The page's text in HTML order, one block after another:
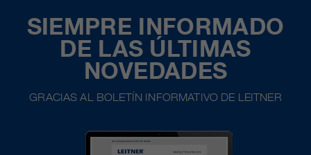
SIEMPRE INFORMADO
DE LAS ÚLTIMAS
NOVEDADES
GRACIAS AL BOLETÍN INFORMATIVO DE LEITNER